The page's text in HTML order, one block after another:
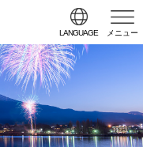
LANGUAGE メニュー